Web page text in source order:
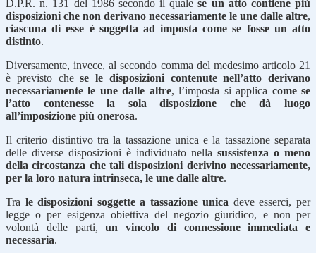
D.P.R. n. 131 del 1986 secondo il qualese un atto contiene più
disposizioni che non derivano necessariamente le une dalle altre,
ciascuna di esse è soggetta ad imposta come se fosse un atto
distinto.
Diversamente, invece, al secondo comma del medesimo articolo 21
è previsto chese le disposizioni contenute nell’atto derivano
necessariamente le une dalle altre, l’imposta si applica come se
l’atto contenesse la sola disposizione che dà luogo
all’imposizione più onerosa.
Il criterio distintivo tra la tassazione unica e la tassazione separata
delle diverse disposizioni è individuato nella sussistenza o meno
della circostanza che tali disposizioni derivino necessariamente,
per la loro natura intrinseca, le une dalle altre.
Tra le disposizioni soggette a tassazione unica deve esserci, per
legge o per esigenza obiettiva del negozio giuridico, e non per
volontà delle parti,un vincolo di connessione immediata e
necessaria.